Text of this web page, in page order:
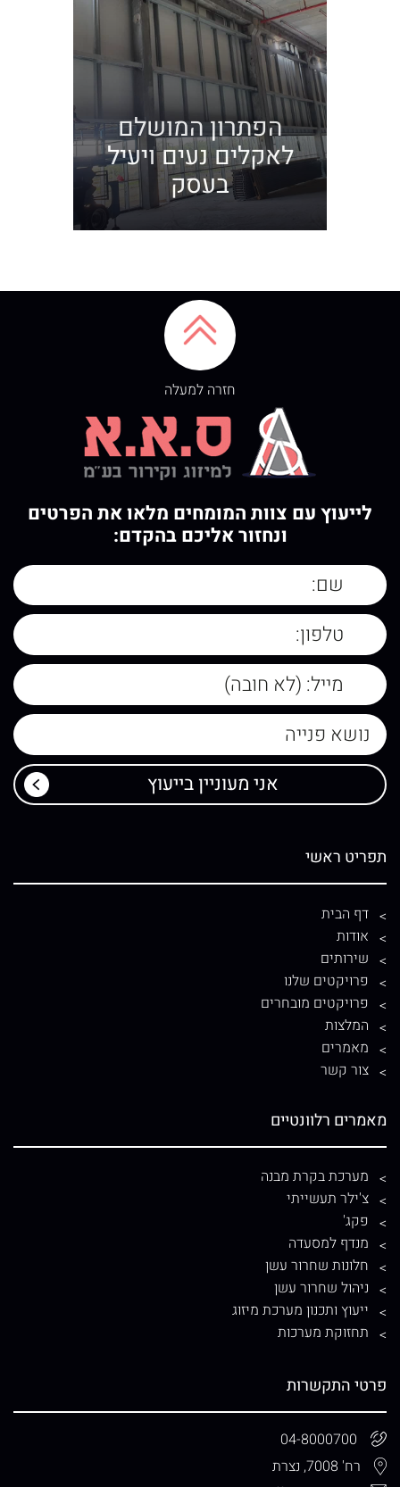
הפתרון המושלם
לאקלים נעים ויעיל
בעסק
חזרה למעלה
לייעוץ עם צוות המומחים מלאו את הפרטים
ונחזור אליכם בהקדם:
תפריט ראשי
דף הבית
אודות
שירותים
פרויקטים שלנו
פרויקטים מובחרים
המלצות
מאמרים
צור קשר
מאמרים רלוונטיים
מערכת בקרת מבנה
צ'ילר תעשייתי
פקג'
מנדף למסעדה
חלונות שחרור עשן
ניהול שחרור עשן
ייעוץ ותכנון מערכת מיזוג
תחזוקת מערכות
פרטי התקשרות
04-8000700
רח' 7008, נצרת